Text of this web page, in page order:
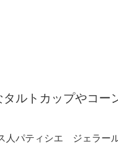
ルトカップやコー
人パティシエ ジェラー